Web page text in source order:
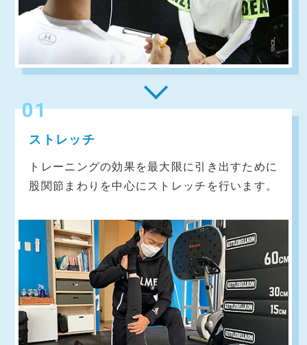
01
ストレッチ
トレーニングの効果を最大限に引き出すために
股関節まわりを中心にストレッチを行います。